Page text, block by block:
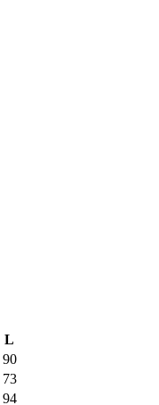
L
90
73
94